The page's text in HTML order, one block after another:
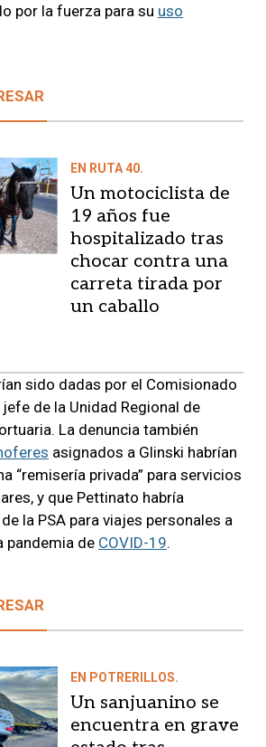
por la fuerza para su uso
EN RUTA 40.
Un motociclista de
19 años fue
hospitalizado tras
chocar contra una
carreta tirada por
un caballo
sido dadas por el Comisionado
de la Unidad Regional de
La denuncia también
asignados a Glinski habrían
“remisería privada” para servicios
y que Pettinato habría
la PSA para viajes personales a
pandemia de COVID-19.
EN POTRERILLOS.
Un sanjuanino se
encuentra en grave